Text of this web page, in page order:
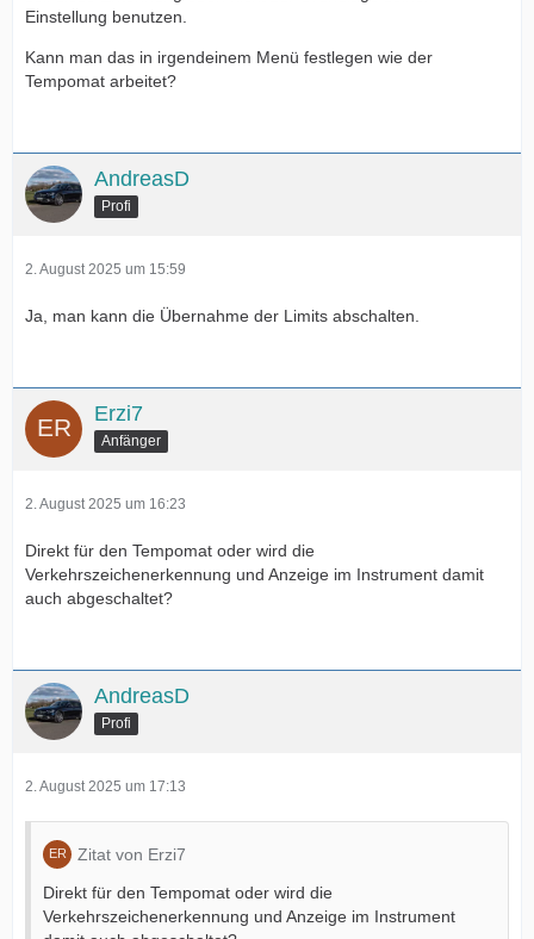
Einstellung benutzen.
Kann man das in irgendeinem Menü festlegen wie der
Tempomat arbeitet?
AndreasD
Profi
2. August 2025 um 15:59
Ja, man kann die Übernahme der Limits abschalten.
Erzi7
Anfänger
2. August 2025 um 16:23
Direkt für den Tempomat oder wird die
Verkehrszeichenerkennung und Anzeige im Instrument damit
auch abgeschaltet?
AndreasD
Profi
2. August 2025 um 17:13
Zitat von Erzi7
Direkt für den Tempomat oder wird die
Verkehrszeichenerkennung und Anzeige im Instrument